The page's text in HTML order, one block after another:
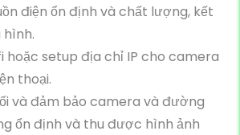
điện ổn định và chất lượng, kết
hoặc setup địa chỉ IP cho camera
thoại.
và đảm bảo camera và đường
ổn định và thu được hình ảnh